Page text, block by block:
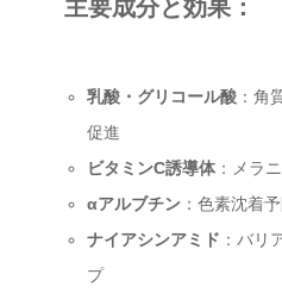
主要成分と効果：
乳酸・グリコール酸：角
促進
ビタミンC誘導体：メラ
αアルブチン：色素沈着
ナイアシンアミド ：バリ
プ